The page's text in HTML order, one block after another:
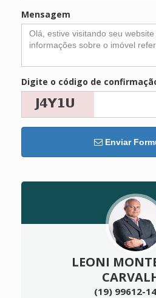
Mensagem
Digite o código de
Enviar
LEONI
(19) 99612-